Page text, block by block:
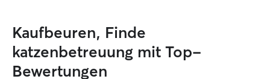
Kaufbeuren, Finde
katzenbetreuung mit Top-
Bewertungen